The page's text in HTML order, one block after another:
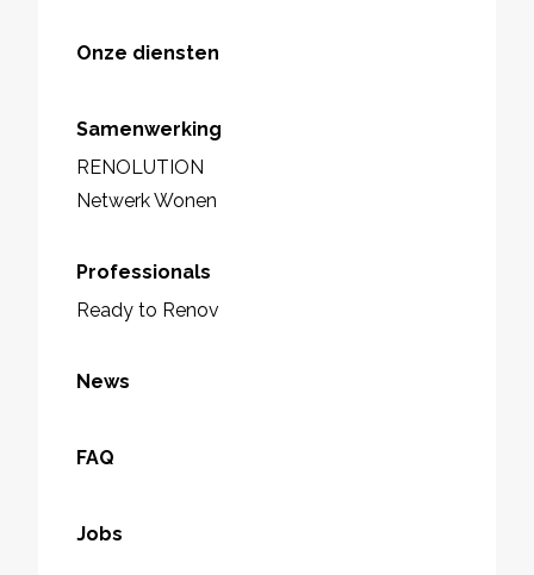
Onze diensten
Samenwerking
RENOLUTION
Netwerk Wonen
Professionals
Ready to Renov
News
FAQ
Jobs